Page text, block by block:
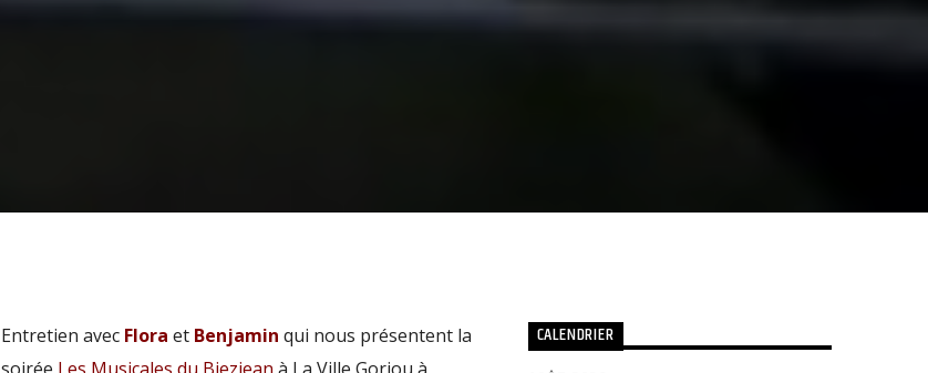
Entretien avec Flora et Benjamin qui nous présentent la
CALENDRIER